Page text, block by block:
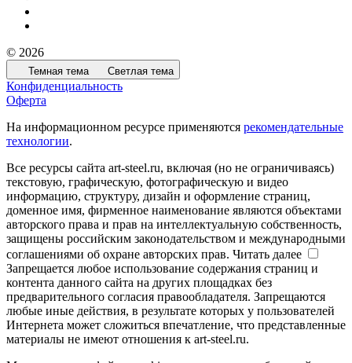
© 2026
Темная тема Светлая тема
Конфиденциальность
Оферта
На информационном ресурсе применяются рекомендательные
технологии.
Все ресурсы сайта art-steel.ru, включая (но не ограничиваясь)
текстовую, графическую, фотографическую и видео
информацию, структуру, дизайн и оформление страниц,
доменное имя, фирменное наименование являются объектами
авторского права и прав на интеллектуальную собственность,
защищены российским законодательством и международными
соглашениями об охране авторских прав. Читать далее
Запрещается любое использование содержания страниц и
контента данного сайта на других площадках без
предварительного согласия правообладателя. Запрещаются
любые иные действия, в результате которых у пользователей
Интернета может сложиться впечатление, что представленные
материалы не имеют отношения к art-steel.ru.